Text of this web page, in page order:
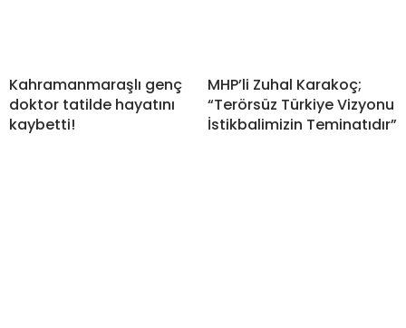
Kahramanmaraşlı genç
doktor tatilde hayatını
kaybetti!
MHP’li Zuhal Karakoç;
“Terörsüz Türkiye Vizyonu
İstikbalimizin Teminatıdır”